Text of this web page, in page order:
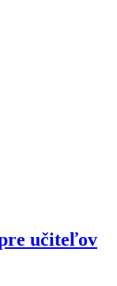
učiteľov